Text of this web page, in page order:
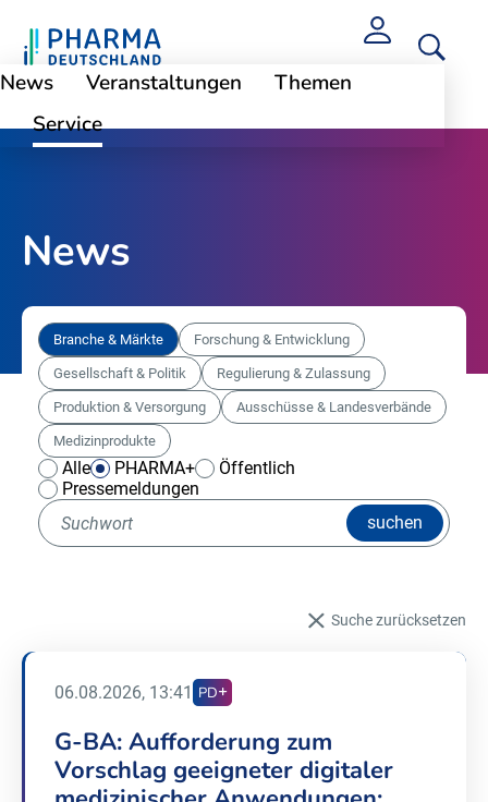
News Veranstaltungen
Themen
Service
News
Branche & Märkte Forschung & Entwicklung
Gesellschaft & Politik Regulierung & Zulassung
Produktion & Versorgung Ausschüsse & Landesverbände
Medizinprodukte
Alle PHARMA+
Öffentlich
Pressemeldungen
suchen
Suche zurücksetzen
06.08.2026, 13:41 PD
G-BA: Aufforderung zum
Vorschlag geeigneter digitaler